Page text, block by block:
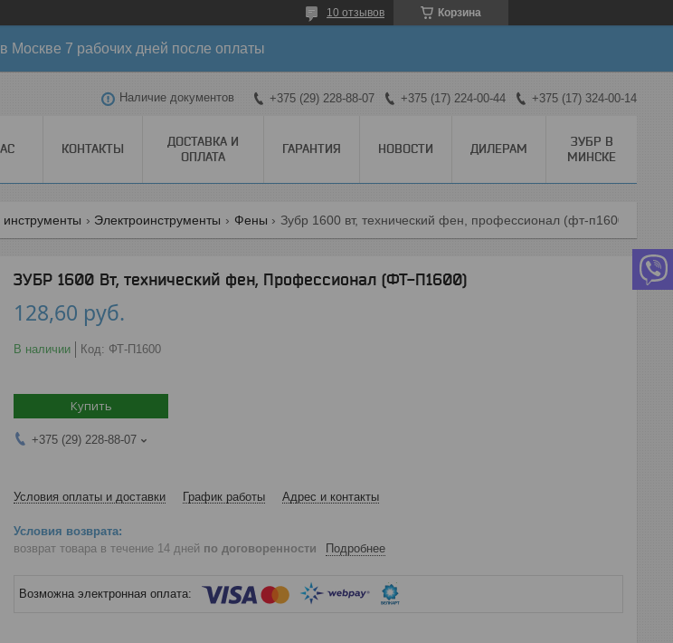
Корзина
10 отзывов
Москве 7 рабочих дней после оплаты
Наличие документов +375 (29) 228-88-07 +375 (17) 224-00-44 +375 (17) 324-00-14
КОНТАКТЫ
ДОСТАВКА И
ОПЛАТА
ГАРАНТИЯ НОВОСТИ ДИЛЕРАМ
ЗУБР В
МИНСКЕ
Электроинструменты Фены Зубр 1600 вт, технический фен, профессионал (фт-п1600)
ЗУБР 1600 Вт, технический фен, Профессионал (ФТ-П1600)
128,60 руб.
В наличии Код: ФТ-П1600
Купить
+375 (29) 228-88-07
Условия оплаты и доставки График работы Адрес и контакты
возврат товара в течение 14 дней по договоренности Подробнее